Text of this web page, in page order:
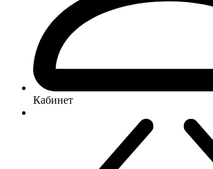
Кабинет